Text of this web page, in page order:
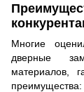
Многие
дверные
материалов,
преимущества: